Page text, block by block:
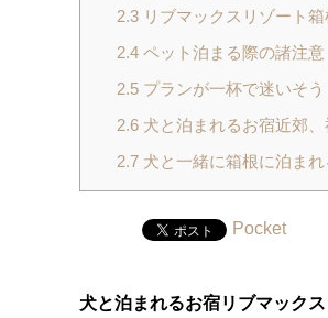
2.3リブマックスリゾート箱
2.4ペット泊まる際の諸注意
2.5プランが一杯で迷いそう
2.6犬と泊まれるお宿近郊、
2.7犬と一緒に箱根に泊ま
Pocket
犬と泊まれるお宿リブマック